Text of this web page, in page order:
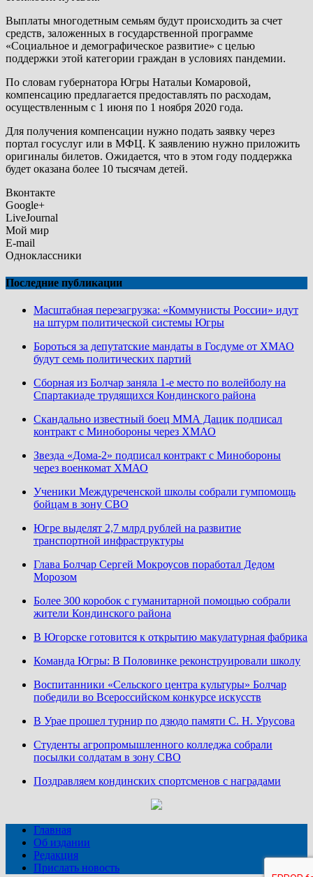
Выплаты многодетным семьям будут происходить за счет
средств, заложенных в государственной программе
«Социальное и демографическое развитие» с целью
поддержки этой категории граждан в условиях пандемии.
По словам губернатора Югры Натальи Комаровой,
компенсацию предлагается предоставлять по расходам,
осуществленным с 1 июня по 1 ноября 2020 года.
Для получения компенсации нужно подать заявку через
портал госуслуг или в МФЦ. К заявлению нужно приложить
оригиналы билетов. Ожидается, что в этом году поддержка
будет оказана более 10 тысячам детей.
Вконтакте
Google+
LiveJournal
Мой мир
E-mail
Одноклассники
Последние публикации
Масштабная перезагрузка: «Коммунисты России» идут
на штурм политической системы Югры
Бороться за депутатские мандаты в Госдуме от ХМАО
будут семь политических партий
Сборная из Болчар заняла 1-е место по волейболу на
Спартакиаде трудящихся Кондинского района
Скандально известный боец ММА Дацик подписал
контракт с Минобороны через ХМАО
Звезда «Дома-2» подписал контракт с Минобороны
через военкомат ХМАО
Ученики Междуреченской школы собрали гумпомощь
бойцам в зону СВО
Югре выделят 2,7 млрд рублей на развитие
транспортной инфраструктуры
Глава Болчар Сергей Мокроусов поработал Дедом
Морозом
Более 300 коробок с гуманитарной помощью собрали
жители Кондинского района
В Югорске готовится к открытию макулатурная фабрика
Команда Югры: В Половинке реконструировали школу
Воспитанники «Сельского центра культуры» Болчар
победили во Всероссийском конкурсе искусств
В Урае прошел турнир по дзюдо памяти С. Н. Урусова
Студенты агропромышленного колледжа собрали
посылки солдатам в зону СВО
Поздравляем кондинских спортсменов с наградами
Главная
Об издании
Редакция
Прислать новость